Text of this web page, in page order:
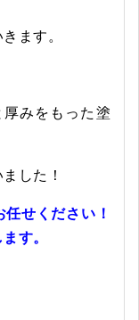
ます。
みをもった塗
した！
せください！
す。